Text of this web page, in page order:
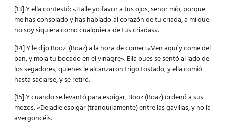
[13] Y ella contestó: «Halle yo favor a tus ojos, señor mío, porque
me has consolado y has hablado al corazón de tu criada, a mí que
no soy siquiera como cualquiera de tus criadas».
[14] Y le dijo Booz (Boaz) a la hora de comer: «Ven aquí y come del
pan, y moja tu bocado en el vinagre». Ella pues se sentó al lado de
los segadores, quienes le alcanzaron trigo tostado, y ella comió
hasta saciarse, y se retiró.
[15] Y cuando se levantó para espigar, Booz (Boaz) ordenó a sus
mozos: «Dejadle espigar (tranquilamente) entre las gavillas, y no la
avergoncéis.